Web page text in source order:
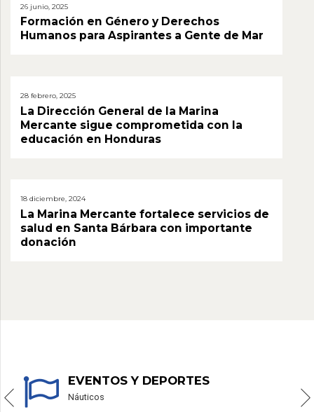
26 junio, 2025
Formación en Género y Derechos
Humanos para Aspirantes a Gente de Mar
28 febrero, 2025
La Dirección General de la Marina
Mercante sigue comprometida con la
educación en Honduras
18 diciembre, 2024
La Marina Mercante fortalece servicios de
salud en Santa Bárbara con importante
donación
EVENTOS Y DEPORTES
Náuticos